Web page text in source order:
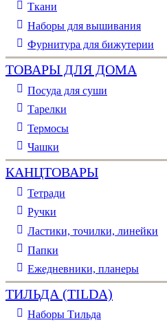
Ткани
Наборы для вышивания
Фурнитура для бижутерии
ТОВАРЫ ДЛЯ ДОМА
Посуда для суши
Тарелки
Термосы
Чашки
КАНЦТОВАРЫ
Тетради
Ручки
Ластики, точилки, линейки
Папки
Ежедневники, планеры
ТИЛЬДА (TILDA)
Наборы Тильда